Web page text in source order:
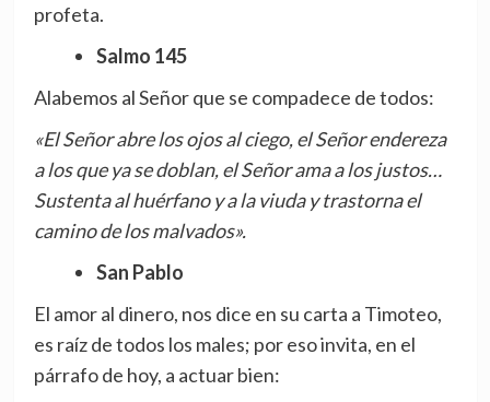
profeta.
Salmo 145
Alabemos al Señor que se compadece de todos:
«El Señor abre los ojos al ciego, el Señor endereza
a los que ya se doblan, el Señor ama a los justos…
Sustenta al huérfano y a la viuda y trastorna el
camino de los malvados».
San Pablo
El amor al dinero, nos dice en su carta a Timoteo,
es raíz de todos los males; por eso invita, en el
párrafo de hoy, a actuar bien: